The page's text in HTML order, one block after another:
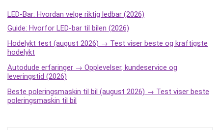
LED-Bar: Hvordan velge riktig ledbar (2026)
Guide: Hvorfor LED-bar til bilen (2026)
Hodelykt test (august 2026) → Test viser beste og kraftigste
hodelykt
Autodude erfaringer → Opplevelser, kundeservice og
leveringstid (2026)
Beste poleringsmaskin til bil (august 2026) → Test viser beste
poleringsmaskin til bil